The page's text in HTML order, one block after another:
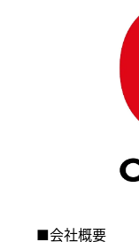
■会社概要